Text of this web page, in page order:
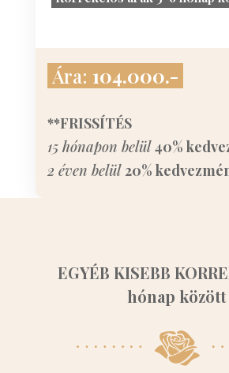
Ára: 104.000.-
**FRISSÍTÉS
15 hónapon belül 40%
2 éven belül 20%
EGYÉB KISEBB
hónap között